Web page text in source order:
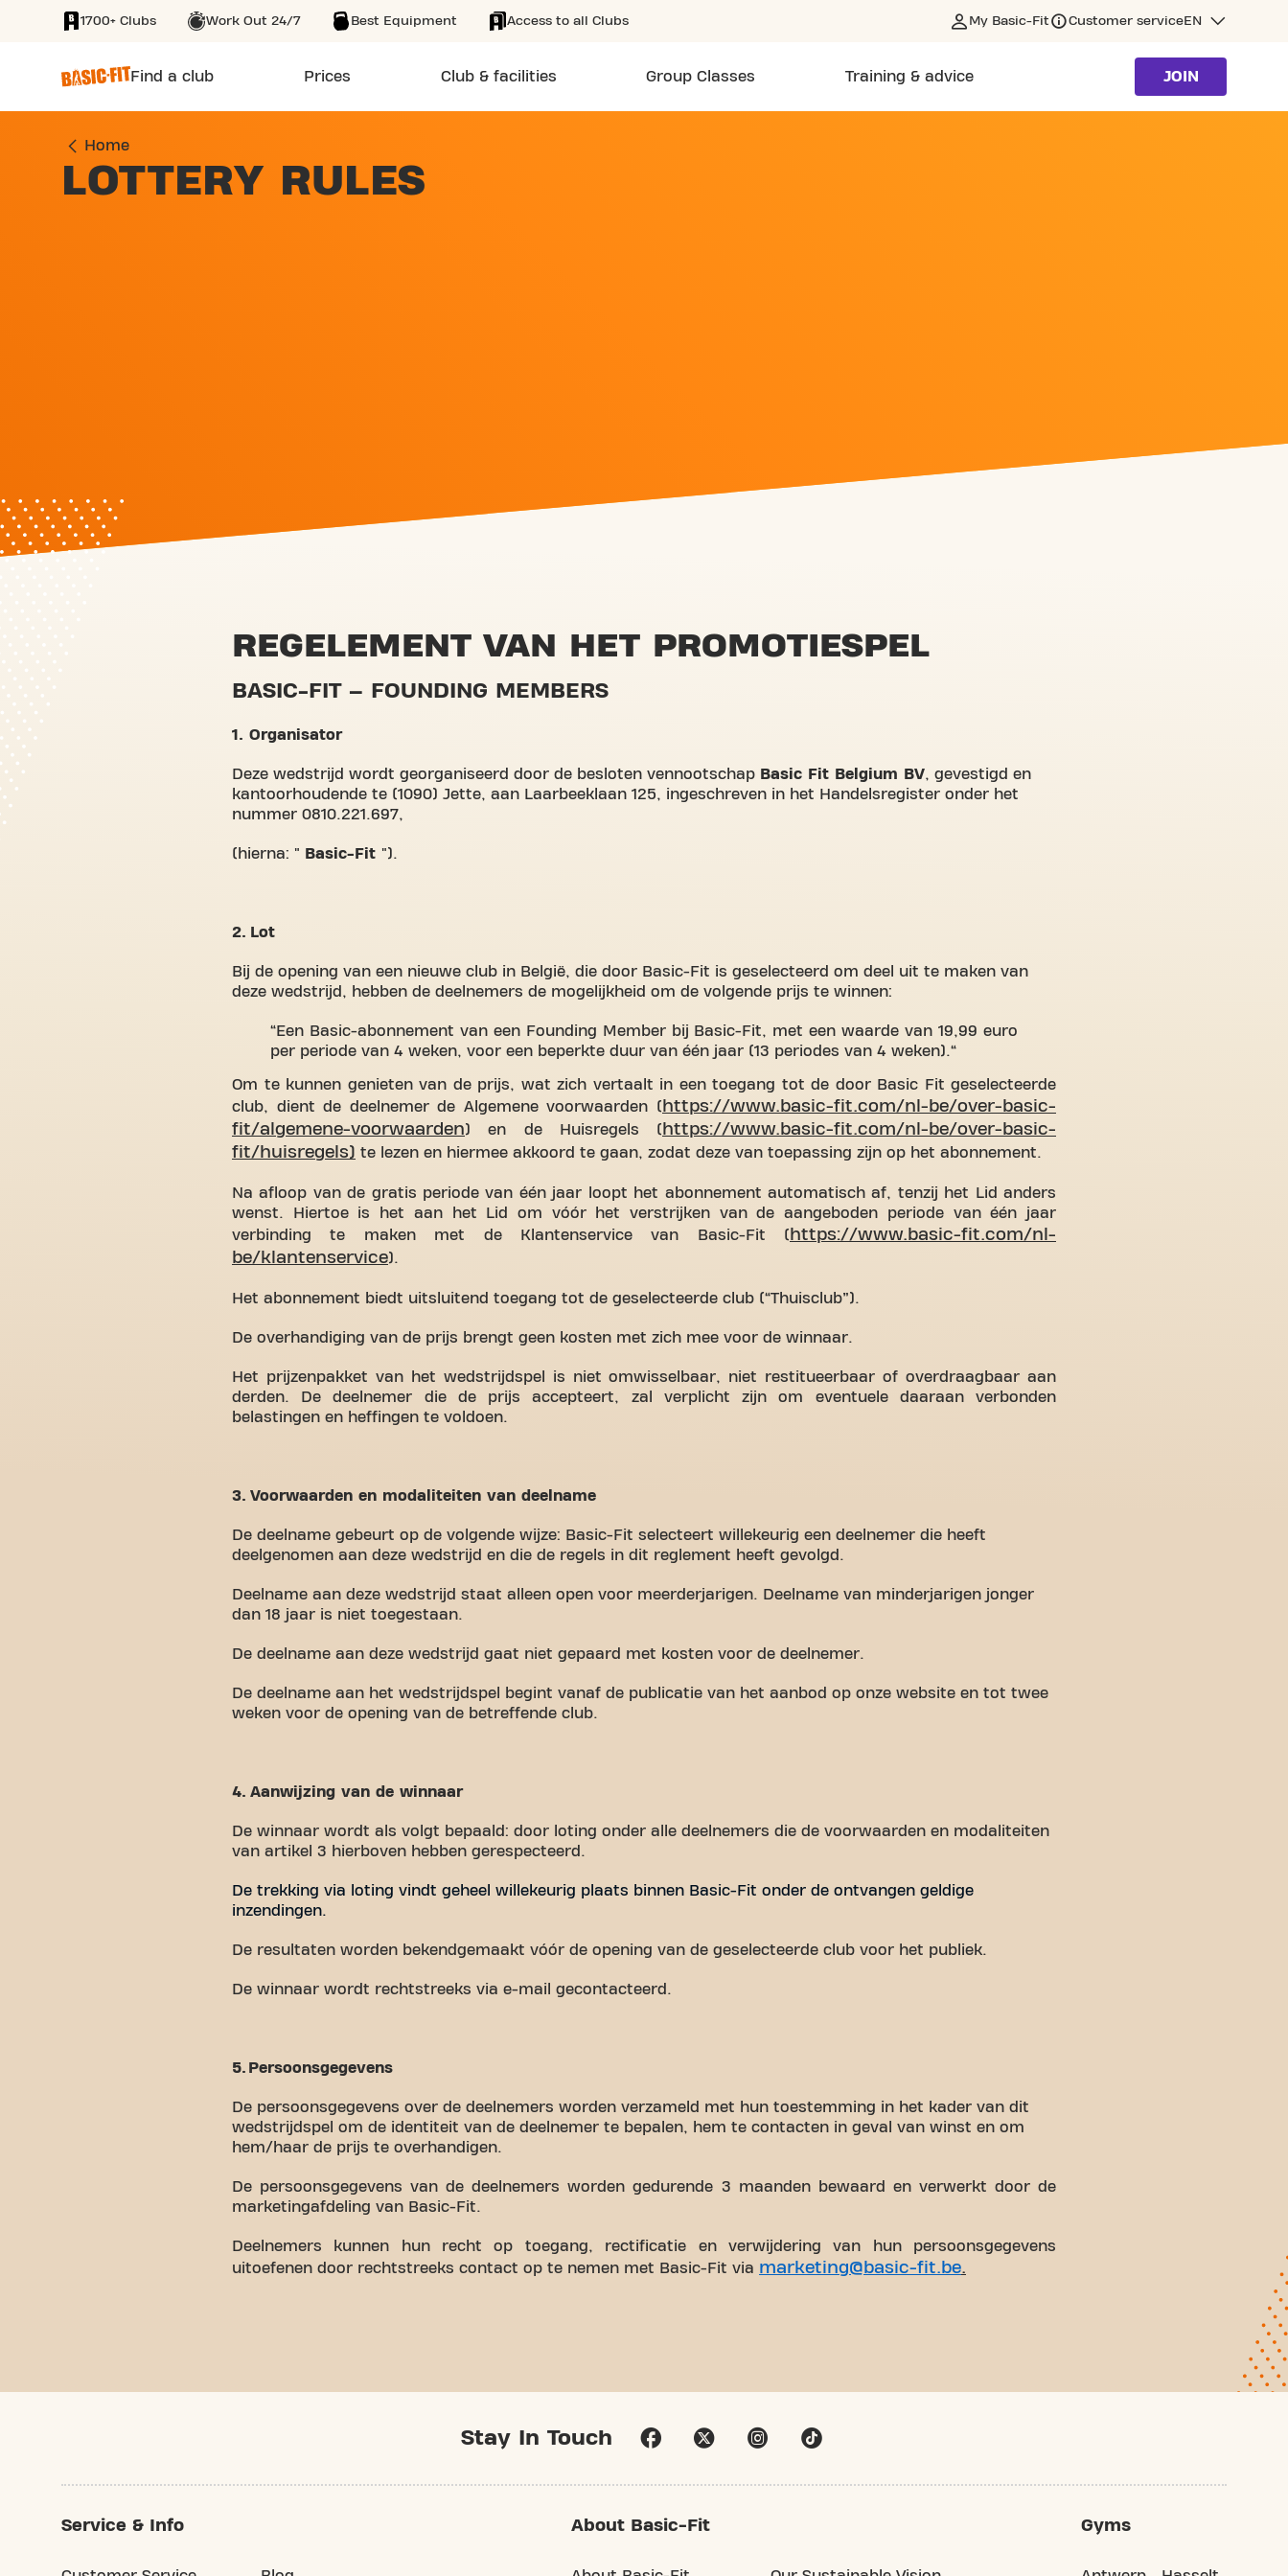
SKIP TO MAIN CONTENT
1700+ Clubs Work Out 24/7 Best Equipment Access to all Clubs My Basic-Fit Customer serviceEN
Find a club Prices Club & facilities Group Classes Training & advice JOIN
Home
LOTTERY RULES
REGELEMENT VAN HET PROMOTIESPEL
BASIC-FIT – FOUNDING MEMBERS
1. Organisator
Deze wedstrijd wordt georganiseerd door de besloten vennootschap Basic Fit Belgium BV, gevestigd en
kantoorhoudende te (1090) Jette, aan Laarbeeklaan 125, ingeschreven in het Handelsregister onder het
nummer 0810.221.697,
(hierna: " Basic-Fit ").
2. Lot
Bij de opening van een nieuwe club in België, die door Basic-Fit is geselecteerd om deel uit te maken van
deze wedstrijd, hebben de deelnemers de mogelijkheid om de volgende prijs te winnen:
Een Basic-abonnement van een Founding Member bij Basic-Fit, met een waarde van 19,99 euro
per periode van 4 weken, voor een beperkte duur van één jaar (13 periodes van 4 weken).
Om te kunnen genieten van de prijs, wat zich vertaalt in een toegang tot de door Basic Fit geselecteerde
club, dient de deelnemer de Algemene voorwaarden ( https://www.basic-fit.com/nl-be/over-basic-
fit/algemene-voorwaarden) en de Huisregels ( https://www.basic-fit.com/nl-be/over-basic-
fit/huisregels) te lezen en hiermee akkoord te gaan, zodat deze van toepassing zijn op het abonnement.
Na afloop van de gratis periode van één jaar loopt het abonnement automatisch af, tenzij het Lid anders
wenst. Hiertoe is het aan het Lid om vóór het verstrijken van de aangeboden periode van één jaar
verbinding te maken met de Klantenservice van Basic-Fit ( https://www.basic-fit.com/nl-
be/klantenservice).
Het abonnement biedt uitsluitend toegang tot de geselecteerde club (“Thuisclub”).
De overhandiging van de prijs brengt geen kosten met zich mee voor de winnaar.
Het prijzenpakket van het wedstrijdspel is niet omwisselbaar, niet restitueerbaar of overdraagbaar aan
derden. De deelnemer die de prijs accepteert, zal verplicht zijn om eventuele daaraan verbonden
belastingen en heffingen te voldoen.
3. Voorwaarden en modaliteiten van deelname
De deelname gebeurt op de volgende wijze: Basic-Fit selecteert willekeurig een deelnemer die heeft
deelgenomen aan deze wedstrijd en die de regels in dit reglement heeft gevolgd.
Deelname aan deze wedstrijd staat alleen open voor meerderjarigen. Deelname van minderjarigen jonger
dan 18 jaar is niet toegestaan.
De deelname aan deze wedstrijd gaat niet gepaard met kosten voor de deelnemer.
De deelname aan het wedstrijdspel begint vanaf de publicatie van het aanbod op onze website en tot twee
weken voor de opening van de betreffende club.
4. Aanwijzing van de winnaar
De winnaar wordt als volgt bepaald: door loting onder alle deelnemers die de voorwaarden en modaliteiten
van artikel 3 hierboven hebben gerespecteerd.
De trekking via loting vindt geheel willekeurig plaats binnen Basic-Fit onder de ontvangen geldige
inzendingen.
De resultaten worden bekendgemaakt vóór de opening van de geselecteerde club voor het publiek.
De winnaar wordt rechtstreeks via e-mail gecontacteerd.
5. Persoonsgegevens
De persoonsgegevens over de deelnemers worden verzameld met hun toestemming in het kader van dit
wedstrijdspel om de identiteit van de deelnemer te bepalen, hem te contacten in geval van winst en om
hem/haar de prijs te overhandigen.
De persoonsgegevens van de deelnemers worden gedurende 3 maanden bewaard en verwerkt door de
marketingafdeling van Basic-Fit.
Deelnemers kunnen hun recht op toegang, rectificatie en verwijdering van hun persoonsgegevens
uitoefenen door rechtstreeks contact op te nemen met Basic-Fit via marketing@basic-fit.be.
Stay In Touch
Service & Info About Basic-Fit Gyms